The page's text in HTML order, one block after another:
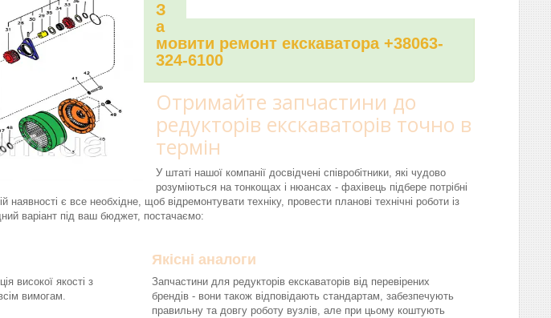
З
а
мовити ремонт екскаватора +38063-
324-6100
Отримайте запчастини до
редукторів екскаваторів точно в
термін
У штаті нашої компанії досвідчені співробітники, які чудово
розуміються на тонкощах і нюансах - фахівець підбере потрібні
наявності є все необхідне, щоб відремонтувати техніку, провести планові технічні роботи із
варіант під ваш бюджет, постачаємо:
високої якості з
вимогам.
Якісні аналоги
Запчастини для редукторів екскаваторів від перевірених
брендів - вони також відповідають стандартам, забезпечують
правильну та довгу роботу вузлів, але при цьому коштують